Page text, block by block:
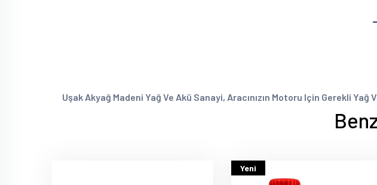
Uşak Akyağ Madeni Yağ Ve Akü Sanayi, Aracınızın Motoru Için Gerekli
Yeni